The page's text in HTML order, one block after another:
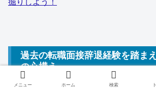
過去の転職面接辞退経験を踏ま
の心構え
メニュー ホーム 検索